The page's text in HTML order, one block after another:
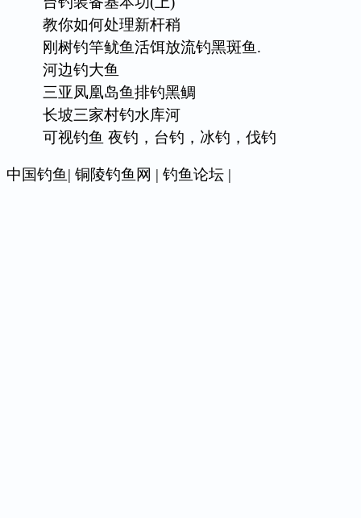
教你如何处理新杆稍
刚树钓竿鱿鱼活饵放流钓黑斑鱼.
河边钓大鱼
三亚凤凰岛鱼排钓黑鲷
长坡三家村钓水库河
可视钓鱼 夜钓，台钓，冰钓，伐钓
中国钓鱼| 铜陵钓鱼网 | 钓鱼论坛 |